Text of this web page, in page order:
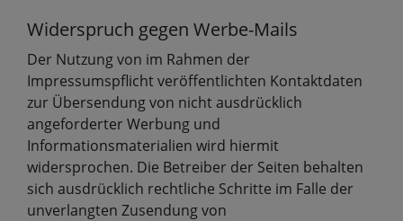
Widerspruch gegen Werbe-Mails
Der Nutzung von im Rahmen der
Impressumspflicht veröffentlichten Kontaktdaten
zur Übersendung von nicht ausdrücklich
angeforderter Werbung und
Informationsmaterialien wird hiermit
widersprochen. Die Betreiber der Seiten behalten
sich ausdrücklich rechtliche Schritte im Falle der
unverlangten Zusendung von